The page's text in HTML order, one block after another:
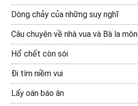
Dòng chảy của những suy nghĩ
Câu chuyện về nhà vua và Bà la môn
Hổ chết còn sói
Đi tìm niềm vui
Lấy oán báo ân